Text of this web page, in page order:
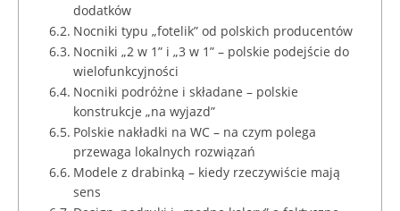
dodatków
Nocniki typu „fotelik” od polskich producentów
Nocniki „2 w 1” i „3 w 1” – polskie podejście do
wielofunkcyjności
Nocniki podróżne i składane – polskie
konstrukcje „na wyjazd”
Polskie nakładki na WC – na czym polega
przewaga lokalnych rozwiązań
Modele z drabinką – kiedy rzeczywiście mają
sens